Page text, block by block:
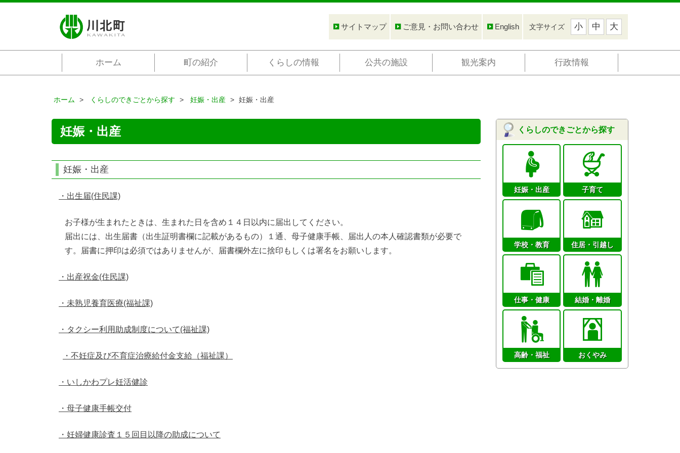
サイトマップ ご意見・お問い合わせ English 文字サイズ 小 中 大
ホーム 町の紹介 くらしの情報 公共の施設 観光案内 行政情報
ホーム くらしのできごとから探す 妊娠・出産 妊娠・出産
妊娠・出産
妊娠・出産
・出生届(住民課)
お子様が生まれたときは、生まれた日を含め１４日以内に届出してください。
届出には、出生届書（出生証明書欄に記載があるもの）１通、母子健康手帳、届出人の本人確認書類が必要で
す。届書に押印は必須ではありませんが、届書欄外左に捨印もしくは署名をお願いします。
・出産祝金(住民課)
・未熟児養育医療(福祉課)
・タクシー利用助成制度について(福祉課)
・不妊症及び不育症治療給付金支給（福祉課）
・いしかわプレ妊活健診
・母子健康手帳交付
・妊婦健康診査１５回目以降の助成について
くらしのできごとから探す
妊娠・出産 子育て
学校・教育 住居・引越し
仕事・健康 結婚・離婚
高齢・福祉 おくやみ